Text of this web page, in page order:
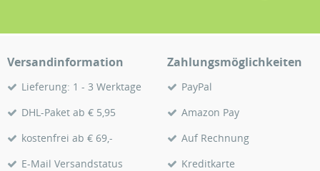
Versandinformation
Lieferung: 1 - 3 Werktage
DHL-Paket ab € 5,95
kostenfrei ab € 69,-
E-Mail Versandstatus
Zahlungsmöglichkeiten
PayPal
Amazon Pay
Auf Rechnung
Kreditkarte